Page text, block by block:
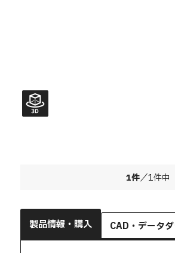
1件／1件中
製品情報・購入 CAD・データ